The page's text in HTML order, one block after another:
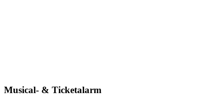
Musical- & Ticketalarm